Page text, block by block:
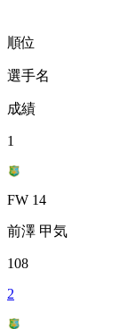
順位
選手名
成績
1
FW 14
前澤 甲気
108
2